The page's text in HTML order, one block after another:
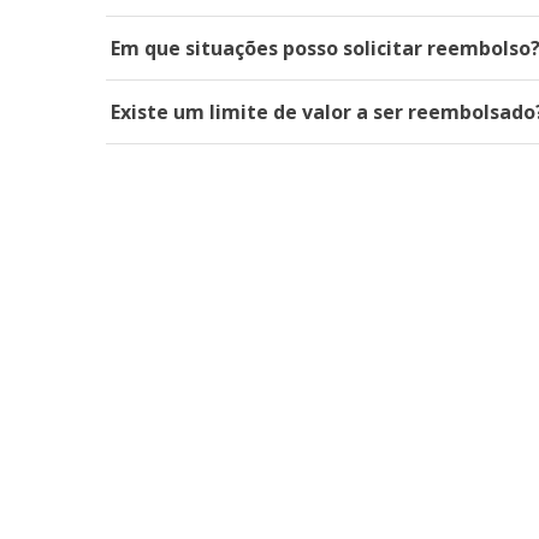
Em que situações posso solicitar reembolso?
Existe um limite de valor a ser